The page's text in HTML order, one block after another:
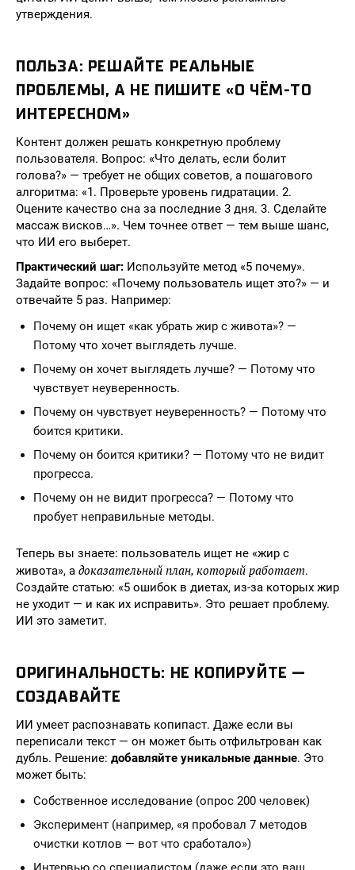
утверждения.
ПОЛЬЗА: РЕШАЙТЕ РЕАЛЬНЫЕ
ПРОБЛЕМЫ, А НЕ ПИШИТЕ «О ЧЁМ-ТО
ИНТЕРЕСНОМ»
Контент должен решать конкретную проблему
пользователя. Вопрос: «Что делать, если болит
голова?» — требует не общих советов, а пошагового
алгоритма: «1. Проверьте уровень гидратации. 2.
Оцените качество сна за последние 3 дня. 3. Сделайте
массаж висков…». Чем точнее ответ — тем выше шанс,
что ИИ его выберет.
Практический шаг: Используйте метод «5 почему».
Задайте вопрос: «Почему пользователь ищет это?» — и
отвечайте 5 раз. Например:
Почему он ищет «как убрать жир с живота»? —
Потому что хочет выглядеть лучше.
Почему он хочет выглядеть лучше? — Потому что
чувствует неуверенность.
Почему он чувствует неуверенность? — Потому что
боится критики.
Почему он боится критики? — Потому что не видит
прогресса.
Почему он не видит прогресса? — Потому что
пробует неправильные методы.
Теперь вы знаете: пользователь ищет не «жир с
живота», а доказательный план, который работает.
Создайте статью: «5 ошибок в диетах, из-за которых жир
не уходит — и как их исправить». Это решает проблему.
ИИ это заметит.
ОРИГИНАЛЬНОСТЬ: НЕ КОПИРУЙТЕ —
СОЗДАВАЙТЕ
ИИ умеет распознавать копипаст. Даже если вы
переписали текст — он может быть отфильтрован как
дубль. Решение: добавляйте уникальные данные. Это
может быть:
Собственное исследование (опрос 200 человек)
Эксперимент (например, «я пробовал 7 методов
очистки котлов — вот что сработало»)